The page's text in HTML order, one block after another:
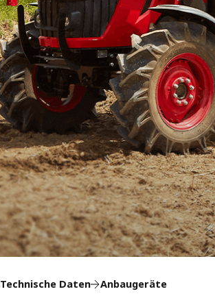
Technische Daten Anbaugeräte